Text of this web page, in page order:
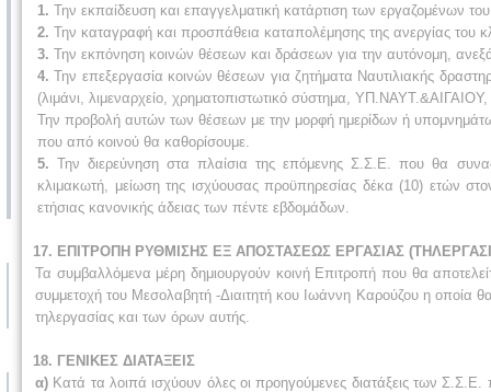
1. Την εκπαίδευση και επαγγελματική κατάρτιση των εργαζομένων
2. Την καταγραφή και προσπάθεια καταπολέμησης της ανεργίας
3. Την εκπόνηση κοινών θέσεων και δράσεων για την αυτόνομη,
4.Την επεξεργασία κοινών θέσεων για ζητήματα Ναυτιλιακής
(λιμάνι, λιμεναρχείο, χρηματοπιστωτικό σύστημα, ΥΠ.ΝΑΥΤ.&ΑΙΓΑΙΟΥ,
Την προβολή αυτών των θέσεων με την μορφή ημερίδων ή
που από κοινού θα καθορίσουμε.
5.Την διερεύνηση στα πλαίσια της επόμενης Σ.Σ.Ε. που θα
κλιμακωτή, μείωση της ισχύουσας προϋπηρεσίας δέκα (10) ετών
ετήσιας κανονικής άδειας των πέντε εβδομάδων.
17. ΕΠΙΤΡΟΠΗ ΡΥΘΜΙΣΗΣ ΕΞ ΑΠΟΣΤΑΣΕΩΣ ΕΡΓΑΣΙΑΣ
Τα συμβαλλόμενα μέρη δημιουργούν κοινή Επιτροπή που θα
συμμετοχή του Μεσολαβητή -Διαιτητή κου Ιωάννη Καρούζου η οποία
τηλεργασίας και των όρων αυτής.
18. ΓΕΝΙΚΕΣ ΔΙΑΤΑΞΕΙΣ
α) Κατά τα λοιπά ισχύουν όλες οι προηγούμενες διατάξεις των